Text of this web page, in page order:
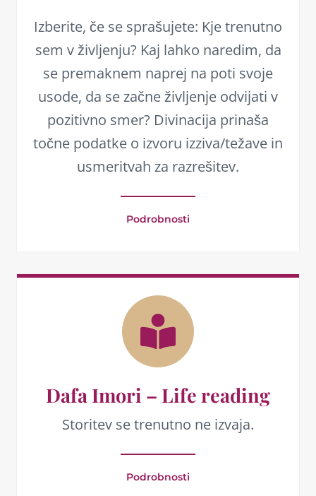
Izberite, če se sprašujete: Kje trenutno
sem v življenju? Kaj lahko naredim, da
se premaknem naprej na poti svoje
usode, da se začne življenje odvijati v
pozitivno smer? Divinacija prinaša
točne podatke o izvoru izziva/težave in
usmeritvah za razrešitev.
Podrobnosti
Dafa Imori – Life reading
Storitev se trenutno ne izvaja.
Podrobnosti